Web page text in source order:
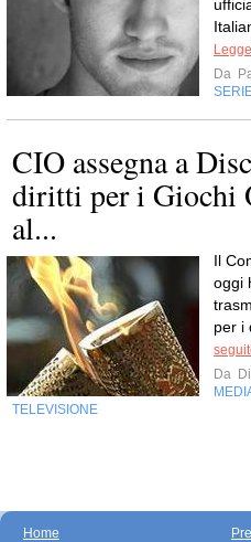
Da
CIO assegna a
diritti per i Giochi
al...
Il
oggi
per i
Da
TELEVISIONE
Home